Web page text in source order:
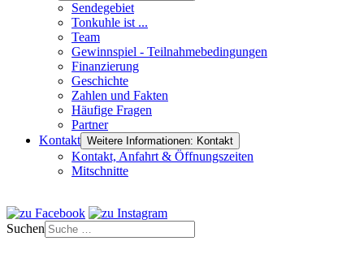
Sendegebiet
Tonkuhle ist ...
Team
Gewinnspiel - Teilnahmebedingungen
Finanzierung
Geschichte
Zahlen und Fakten
Häufige Fragen
Partner
Kontakt Weitere Informationen: Kontakt
Kontakt, Anfahrt & Öffnungszeiten
Mitschnitte
Suchen